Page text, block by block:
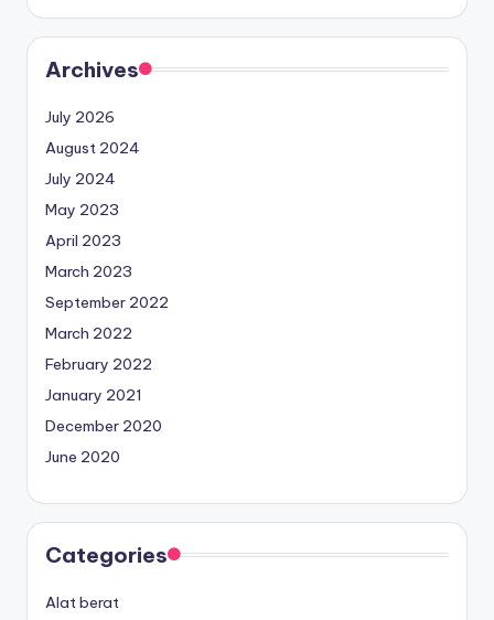
Archives
July 2026
August 2024
July 2024
May 2023
April 2023
March 2023
September 2022
March 2022
February 2022
January 2021
December 2020
June 2020
Categories
Alat berat